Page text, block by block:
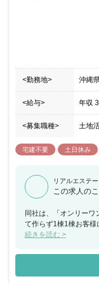
日・祝日となってい
ける環境でオン・オ
を充実させることが
映させ、納得のいく
<勤務地> 沖縄県
<給与> 年収
<募集職種> 土地
宅建不要 土日休み
リアルエステ
この求人の
同社は、「オンリーワ
て作らず1棟1棟お客様
のニーズに合わせた家
駐車スペースの確保・
どニーズに応じて様
続きを読む >